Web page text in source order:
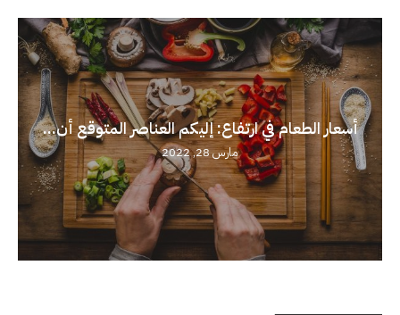
أسعار الطعام في ارتفاع: إليكم العناصر المتوقع أن...
مارس 28, 2022